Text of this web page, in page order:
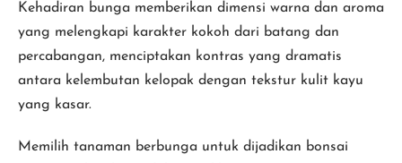
Kehadiran bunga memberikan dimensi warna dan aroma
yang melengkapi karakter kokoh dari batang dan
percabangan, menciptakan kontras yang dramatis
antara kelembutan kelopak dengan tekstur kulit kayu
yang kasar.
Memilih tanaman berbunga untuk dijadikan bonsai